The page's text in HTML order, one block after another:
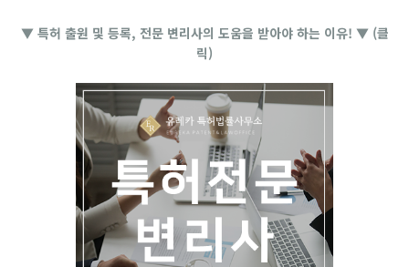
▼ 특허 출원 및 등록, 전문 변리사의 도움을 받아야 하는 이유! ▼ (클
릭)